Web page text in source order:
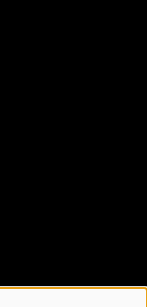
on Code
(IEEE) 2026 :
Paolo; et